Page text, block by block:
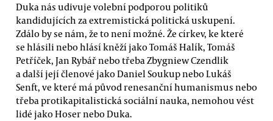
Duka nás udivuje volební podporou politiků
kandidujících za extremistická politická uskupení.
Zdálo by se nám, že to není možné. Že církev, ke které
se hlásili nebo hlásí kněží jako Tomáš Halík, Tomáš
Petříček, Jan Rybář nebo třeba Zbygniew Czendlik
a další její členové jako Daniel Soukup nebo Lukáš
Senft, ve které má původ renesanční humanismus nebo
třeba protikapitalistická sociální nauka, nemohou vést
lidé jako Hoser nebo Duka.